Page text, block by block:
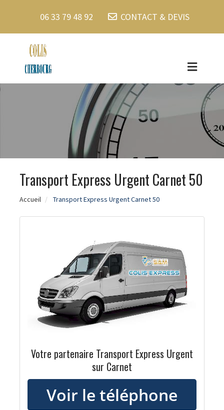
06 33 79 48 92 CONTACT & DEVIS
Transport Express Urgent Carnet 50
Accueil Transport Express Urgent Carnet 50
Votre partenaire Transport Express Urgent
sur Carnet